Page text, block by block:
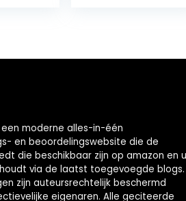
een moderne alles-in-één
en beoordelingswebsite die de
die beschikbaar zijn op amazon en u
via de laatst toegevoegde blogs.
zijn auteursrechtelijk beschermd
eigenaren. Alle geciteerde